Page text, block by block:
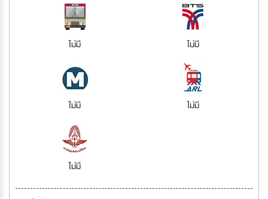
ไม่มี ไม่มี
ไม่มี ไม่มี
ไม่มี